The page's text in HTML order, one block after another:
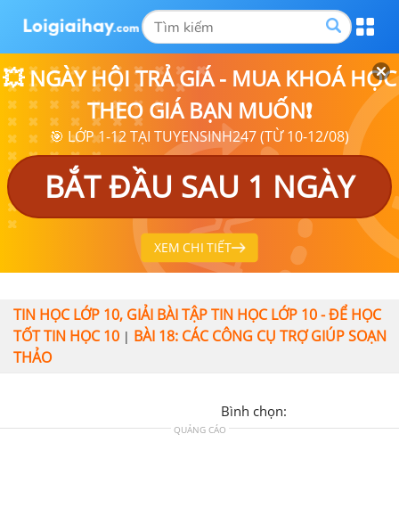
💥 NGÀY HỘI TRẢ GIÁ - MUA KHOÁ HỌC
THEO GIÁ BẠN MUỐN❗
🎯 LỚP 1-12 TẠI TUYENSINH247 (TỪ 10-12/08)
BẮT ĐẦU SAU 1 NGÀY
XEM CHI TIẾT
TIN HỌC LỚP 10, GIẢI BÀI TẬP TIN HỌC LỚP 10 - ĐỂ HỌC
TỐT TIN HỌC 10 | BÀI 18: CÁC CÔNG CỤ TRỢ GIÚP SOẠN
THẢO
Bình chọn:
QUẢNG CÁO